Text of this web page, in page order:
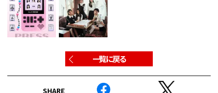
一覧に戻る
SHARE